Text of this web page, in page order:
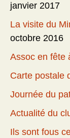
janvier 2017
La visite du
octobre 2016
Assoc en fête
Carte postale
Journée du
Actualité du
Ils sont fous